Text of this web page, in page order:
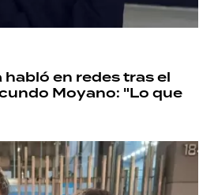
en redes tras el
Moyano: "Lo que